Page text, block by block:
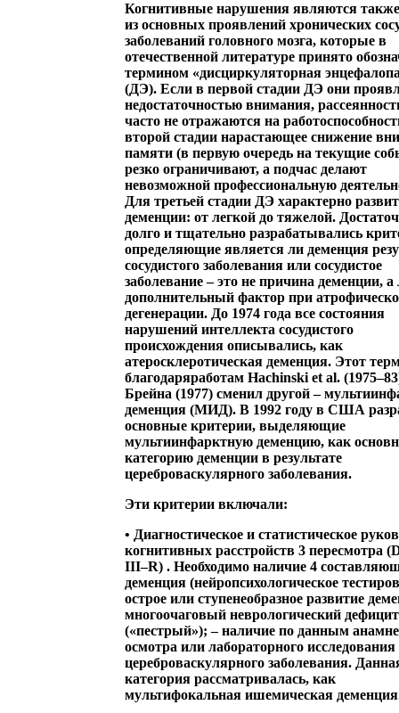
Когнитивные нарушения являются
из основных проявлений хронических
заболеваний головного мозга, которые в
отечественной литературе принято
термином «дисциркуляторная
(ДЭ). Если в первой стадии ДЭ они
недостаточностью внимания,
часто не отражаются на
второй стадии нарастающее снижение
памяти (в первую очередь на текущие
резко ограничивают, а подчас делают
невозможной профессиональную
Для третьей стадии ДЭ характерно
деменции: от легкой до тяжелой.
долго и тщательно разрабатывались
определяющие является ли деменция
сосудистого заболевания или сосудистое
заболевание – это не причина деменции,
дополнительный фактор при
дегенерации. До 1974 года все состояния
нарушений интеллекта сосудистого
происхождения описывались, как
атеросклеротическая деменция. Этот
благодаряработам Hachinski et al.
Брейна (1977) сменил другой –
деменция (МИД). В 1992 году в США
основные критерии, выделяющие
мультиинфарктную деменцию, как
категорию деменции в результате
цереброваскулярного заболевания.
Эти критерии включали:
• Диагностическое и статистическое
когнитивных расстройств 3 пересмотра
III–R) . Необходимо наличие 4
деменция (нейропсихологическое
острое или ступенеобразное развитие
многоочаговый неврологический дефицит
(«пестрый»); – наличие по данным
осмотра или лабораторного исследования
цереброваскулярного заболевания.
категория рассматривалась, как
мультифокальная ишемическая